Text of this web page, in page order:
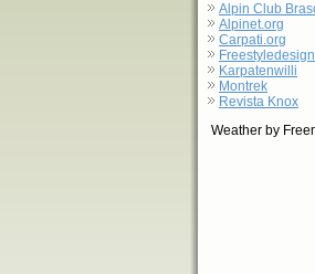
Alpin Club
Alpinet.org
Carpati.org
Freestyledesign
Karpatenwilli
Montrek
Revista Knox
Weather by